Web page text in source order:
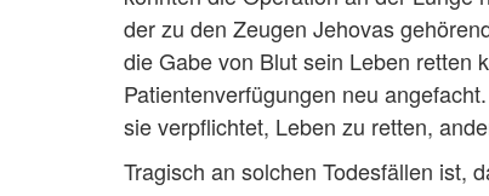
der zu den Zeugen Jehovas
die Gabe von Blut sein Leben retten
Patientenverfügungen neu
sie verpflichtet, Leben zu retten,
Tragisch an solchen Todesfällen ist,